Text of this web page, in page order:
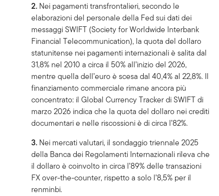
2. Nei pagamenti transfrontalieri, secondo le
elaborazioni del personale della Fed sui dati dei
messaggi SWIFT (Society for Worldwide Interbank
Financial Telecommunication), la quota del dollaro
statunitense nei pagamenti internazionali è salita dal
31,8% nel 2010 a circa il 50% all’inizio del 2026,
mentre quella dell’euro è scesa dal 40,4% al 22,8%. Il
finanziamento commerciale rimane ancora più
concentrato: il Global Currency Tracker di SWIFT di
marzo 2026 indica che la quota del dollaro nei crediti
documentari e nelle riscossioni è di circa l’82%.
3. Nei mercati valutari, il sondaggio triennale 2025
della Banca dei Regolamenti Internazionali rileva che
il dollaro è coinvolto in circa l’89% delle transazioni
FX over-the-counter, rispetto a solo l’8,5% per il
renminbi.